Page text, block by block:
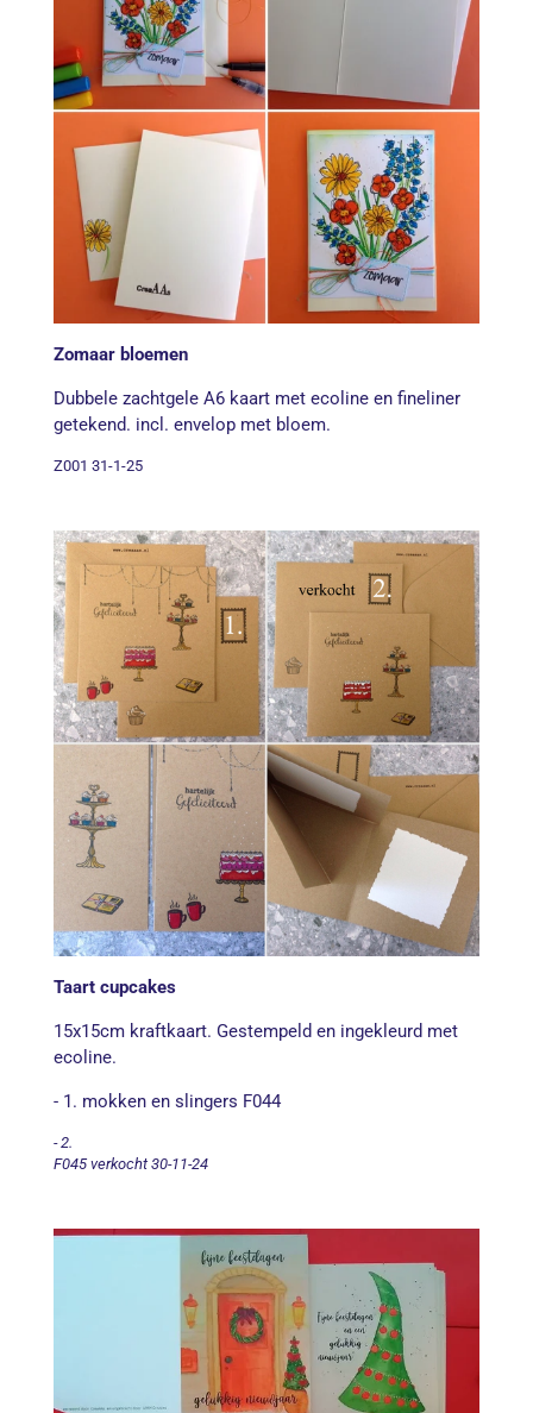
Zomaar bloemen
Dubbele zachtgele A6 kaart met ecoline en fineliner
getekend. incl. envelop met bloem.
Z001 31-1-25
Taart cupcakes
15x15cm kraftkaart. Gestempeld en ingekleurd met
ecoline.
- 1. mokken en slingers F044
- 2.
F045 verkocht 30-11-24